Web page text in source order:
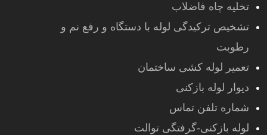
تخلیه چاه فاضلاب
تشخیص ترکیدگی لوله با دستگاه و رفع نم و
رطوبت
تعمیر لوله کشی ساختمان
دیوار لوله بازکنی
شماره تلفن تماس
لوله بازکنی-گرفتگی توالت